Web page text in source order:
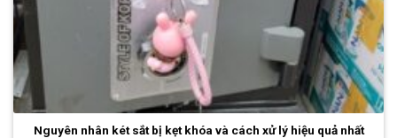
Nguyên nhân két sắt bị kẹt khóa và cách xử lý hiệu quả nhất